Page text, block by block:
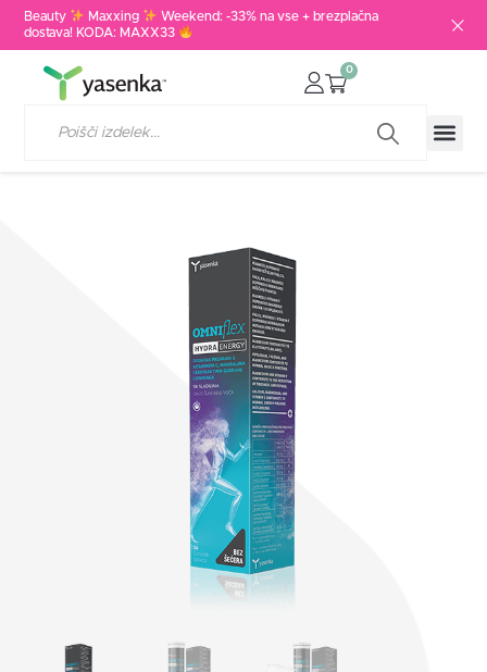
Beauty Maxxing
Weekend: -33% na vse + brezplačna
dostava! KODA: MAXX33
0